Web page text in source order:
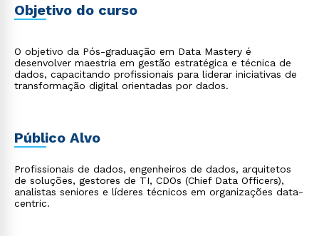
Objetivo do curso
O objetivo da Pós-graduação em Data Mastery é
desenvolver maestria em gestão estratégica e técnica de
dados, capacitando profissionais para liderar iniciativas de
transformação digital orientadas por dados.
Público Alvo
Profissionais de dados, engenheiros de dados, arquitetos
de soluções, gestores de TI, CDOs (Chief Data Officers),
analistas seniores e líderes técnicos em organizações data-
centric.